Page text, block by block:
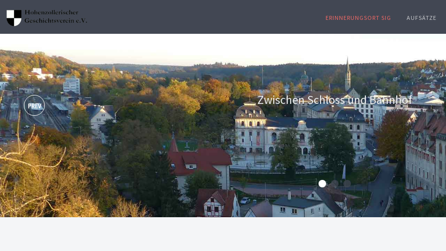
ERINNERUNGSORT SIG AUFSÄTZE
Eingekratzt
Im Schloss Sigmaringen hat sich ein Graffito aus der Zeit der Kollaboration
„Originaldokumente“ in Sigmaringen.
PREV